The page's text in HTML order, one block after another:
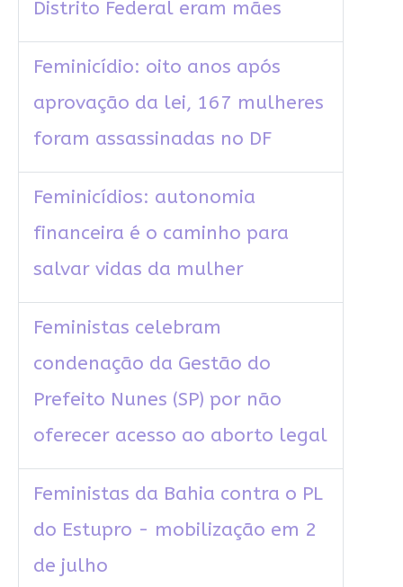
Distrito Federal eram mães
Feminicídio: oito anos após
aprovação da lei, 167 mulheres
foram assassinadas no DF
Feminicídios: autonomia
financeira é o caminho para
salvar vidas da mulher
Feministas celebram
condenação da Gestão do
Prefeito Nunes (SP) por não
oferecer acesso ao aborto legal
Feministas da Bahia contra o PL
do Estupro - mobilização em 2
de julho